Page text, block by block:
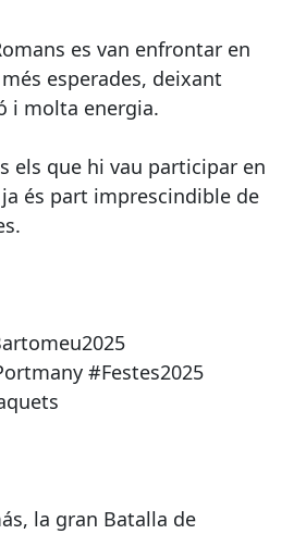
es van enfrontar en
esperades, deixant
i molta energia.
els que hi vau participar en
és part imprescindible de
#Festes2025
la gran Batalla de